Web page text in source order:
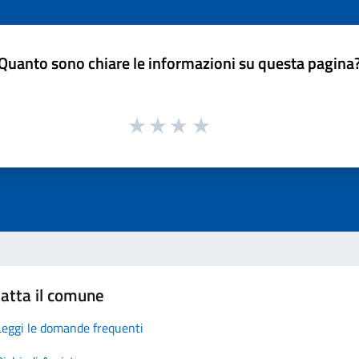
sono chiare le informazioni su questa
il comune
le domande frequenti